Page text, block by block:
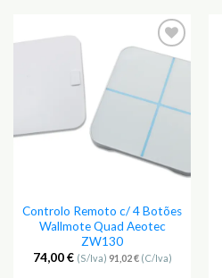
Adicionar
Favoritos
Controlo Remoto c/ 4 Botões
Wallmote Quad Aeotec
ZW130
74,00€ (S/Iva) 91,02€(C/Iva)